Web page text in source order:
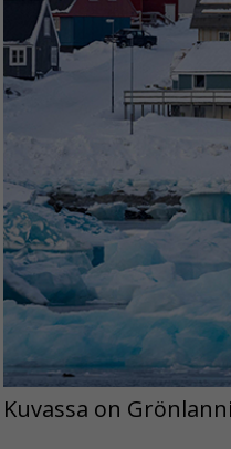
Kuvassa on